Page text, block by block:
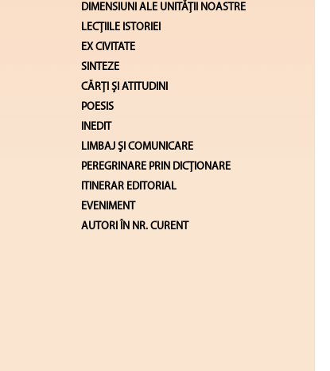
DIMENSIUNI ALE UNITĂŢII NOASTRE
LECŢIILE ISTORIEI
EX CIVITATE
SINTEZE
CĂRŢI ŞI ATITUDINI
POESIS
INEDIT
LIMBAJ ŞI COMUNICARE
PEREGRINARE PRIN DICȚIONARE
ITINERAR EDITORIAL
EVENIMENT
AUTORI ÎN NR. CURENT